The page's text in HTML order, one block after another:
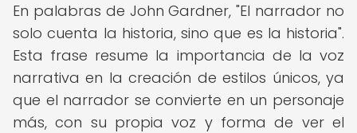
En palabras de John Gardner, "El narrador no
solo cuenta la historia, sino que es la historia".
Esta frase resume la importancia de la voz
narrativa en la creación de estilos únicos, ya
que el narrador se convierte en un personaje
más, con su propia voz y forma de ver el